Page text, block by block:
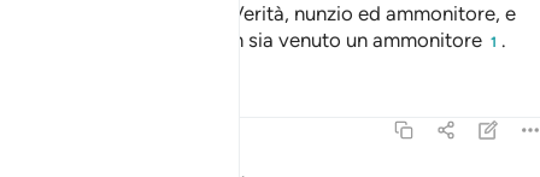
Ti abbiamo inviato con la Verità, nunzio ed ammonitore, e
non c’è comunità in cui non sia venuto un ammonitore 1 .